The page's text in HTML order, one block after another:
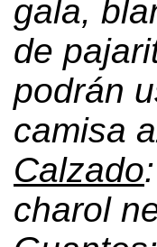
gala,
de
podrán
camisa
Calzado:
charol